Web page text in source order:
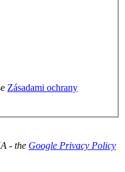
Zásadami ochrany
- the Google Privacy Policy